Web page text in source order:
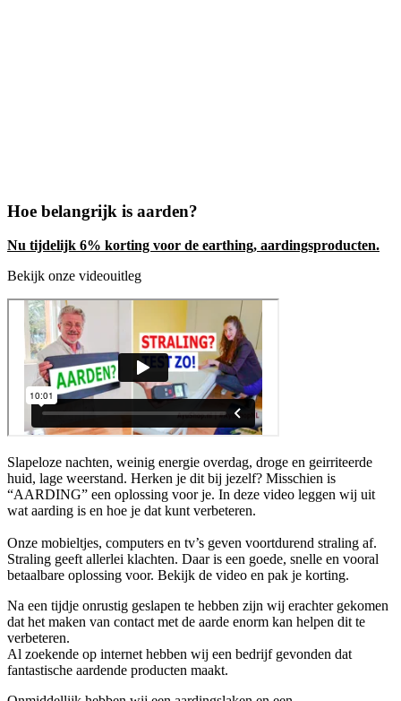
Hoe belangrijk is aarden?
Nu tijdelijk 6% korting voor de earthing, aardingsproducten.
Bekijk onze videouitleg
Slapeloze nachten, weinig energie overdag, droge en geirriteerde
huid, lage weerstand. Herken je dit bij jezelf? Misschien is
“AARDING” een oplossing voor je. In deze video leggen wij uit
wat aarding is en hoe je dat kunt verbeteren.
Onze mobieltjes, computers en tv’s geven voortdurend straling af.
Straling geeft allerlei klachten. Daar is een goede, snelle en vooral
betaalbare oplossing voor. Bekijk de video en pak je korting.
Na een tijdje onrustig geslapen te hebben zijn wij erachter gekomen
dat het maken van contact met de aarde enorm kan helpen dit te
verbeteren.
Al zoekende op internet hebben wij een bedrijf gevonden dat
fantastische aardende producten maakt.